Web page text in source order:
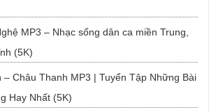
MP3 – Nhạc sống dân ca miền Trung,
(5K)
– Châu Thanh MP3 | Tuyển Tập Những Bài
Hay Nhất (5K)